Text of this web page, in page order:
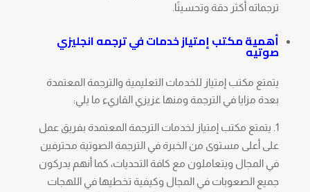
ترجماته أكثر دقة وتحسينًا.
أهمية مكتب إمتياز خدمات في ترجمه انجليزي
صوتيه
يتمتع مكتب إمتياز للخدمات التعليمية والترجمة المعتمدة
بعدة مزايا في الترجمة ومنها عزيزي القاريء ما يلي:
يتمتع مكتب إمتياز لخدمات الترجمة المعتمدة بفريق عمل
على أعلى مستوى من الخبرة في الترجمة الصوتية محترفين
في المجال ويتعاملون مع كافة التحديات، كما أنهم يدركون
جميع الصعوبات في المجال وكيفية تخطيها في اللهجات